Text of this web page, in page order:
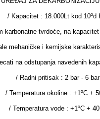
/ Kapacitet : 18.000Lt kod 10ºd
karbonatne tvrdoće, na
mehaničke i kemijske
na odstupanja navedenih
/ Radni pritisak : 2 bar - 6
/ Temperatura okoline : +1ºC +
/ Temperatura vode : +1ºC +